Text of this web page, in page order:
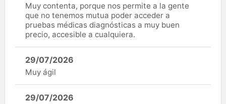
Muy contenta, porque nos permite a la gente
que no tenemos mutua poder acceder a
pruebas médicas diagnósticas a muy buen
precio, accesible a cualquiera.
29/07/2026
Muy ágil
29/07/2026